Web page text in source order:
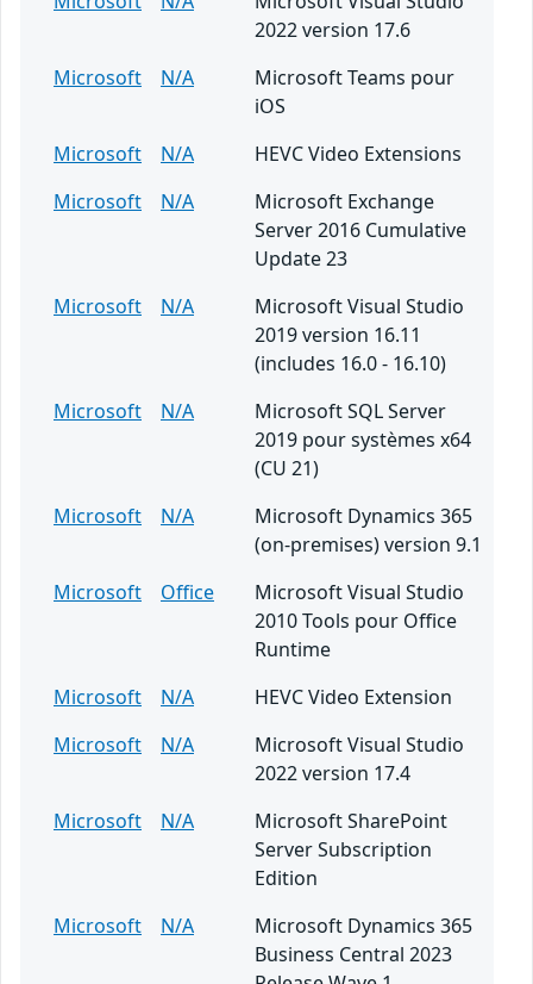
2022 version 17.6
Microsoft
N/A
Microsoft Teams pour
iOS
Microsoft
N/A
HEVC Video Extensions
Microsoft
N/A
Microsoft Exchange
Server 2016 Cumulative
Update 23
Microsoft
N/A
Microsoft Visual Studio
2019 version 16.11
(includes 16.0 - 16.10)
Microsoft
N/A
Microsoft SQL Server
2019 pour systèmes x64
(CU 21)
Microsoft
N/A
Microsoft Dynamics 365
(on-premises) version 9.1
Microsoft
Office
Microsoft Visual Studio
2010 Tools pour Office
Runtime
Microsoft
N/A
HEVC Video Extension
Microsoft
N/A
Microsoft Visual Studio
2022 version 17.4
Microsoft
N/A
Microsoft SharePoint
Server Subscription
Edition
Microsoft
N/A
Microsoft Dynamics 365
Business Central 2023